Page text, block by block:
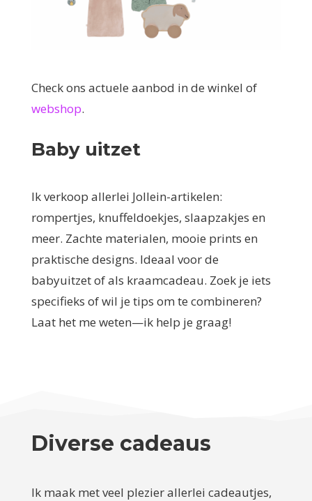
Check ons actuele aanbod in de winkel of
webshop.
Baby uitzet
Ik verkoop allerlei Jollein-artikelen:
rompertjes, knuffeldoekjes, slaapzakjes en
meer. Zachte materialen, mooie prints en
praktische designs. Ideaal voor de
babyuitzet of als kraamcadeau. Zoek je iets
specifieks of wil je tips om te combineren?
Laat het me weten—ik help je graag!
Diverse cadeaus
Ik maak met veel plezier allerlei cadeautjes,